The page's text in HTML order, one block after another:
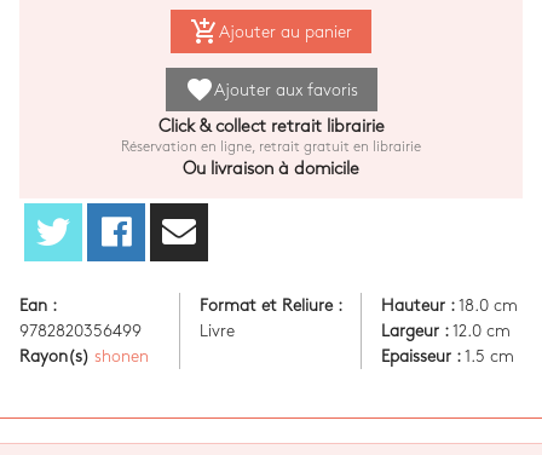
add_shopping_cart Ajouter au panier
favorite Ajouter aux favoris
Click & collect retrait librairie
Réservation en ligne, retrait gratuit en librairie
Ou livraison à domicile
Ean :
9782820356499
Rayon(s) shonen
Format et Reliure :
Livre
Hauteur :18.0 cm
Largeur :12.0 cm
Epaisseur :1.5 cm